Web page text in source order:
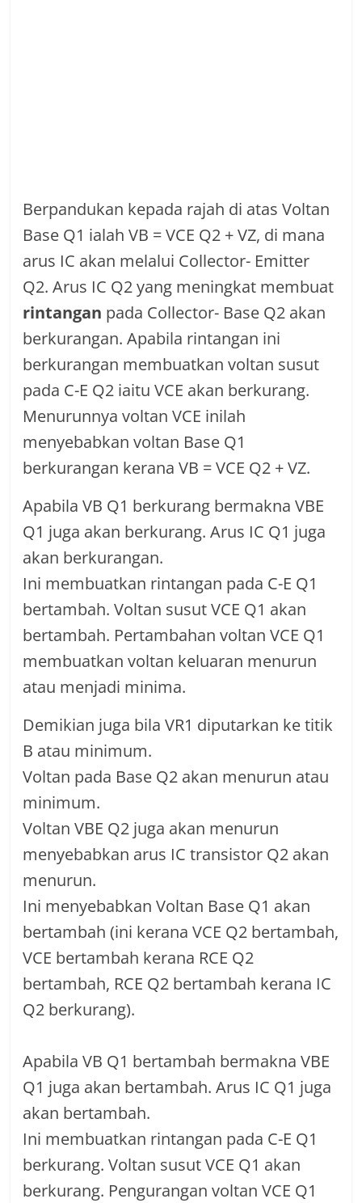
Berpandukan kepada rajah di atas Voltan
Base Q1 ialah VB = VCE Q2 + VZ, di mana
arus IC akan melalui Collector- Emitter
Q2. Arus IC Q2 yang meningkat membuat
rintangan pada Collector- Base Q2 akan
berkurangan. Apabila rintangan ini
berkurangan membuatkan voltan susut
pada C-E Q2 iaitu VCE akan berkurang.
Menurunnya voltan VCE inilah
menyebabkan voltan Base Q1
berkurangan kerana VB = VCE Q2 + VZ.
Apabila VB Q1 berkurang bermakna VBE
Q1 juga akan berkurang. Arus IC Q1 juga
akan berkurangan.
Ini membuatkan rintangan pada C-E Q1
bertambah. Voltan susut VCE Q1 akan
bertambah. Pertambahan voltan VCE Q1
membuatkan voltan keluaran menurun
atau menjadi minima.
Demikian juga bila VR1 diputarkan ke titik
B atau minimum.
Voltan pada Base Q2 akan menurun atau
minimum.
Voltan VBE Q2 juga akan menurun
menyebabkan arus IC transistor Q2 akan
menurun.
Ini menyebabkan Voltan Base Q1 akan
bertambah (ini kerana VCE Q2 bertambah,
VCE bertambah kerana RCE Q2
bertambah, RCE Q2 bertambah kerana IC
Q2 berkurang).
Apabila VB Q1 bertambah bermakna VBE
Q1 juga akan bertambah. Arus IC Q1 juga
akan bertambah.
Ini membuatkan rintangan pada C-E Q1
berkurang. Voltan susut VCE Q1 akan
berkurang. Pengurangan voltan VCE Q1